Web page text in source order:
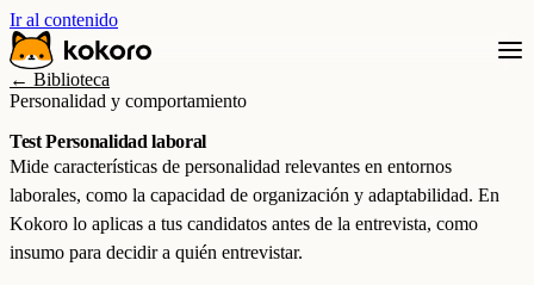
Ir al contenido
← Biblioteca
Personalidad y comportamiento
Test Personalidad laboral
Mide características de personalidad relevantes en entornos
laborales, como la capacidad de organización y adaptabilidad. En
Kokoro lo aplicas a tus candidatos antes de la entrevista, como
insumo para decidir a quién entrevistar.